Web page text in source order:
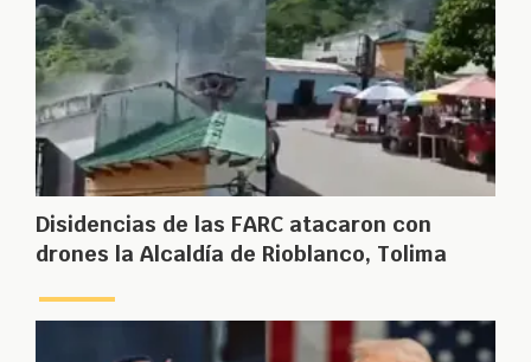
Disidencias de las FARC atacaron con
drones la Alcaldía de Rioblanco, Tolima